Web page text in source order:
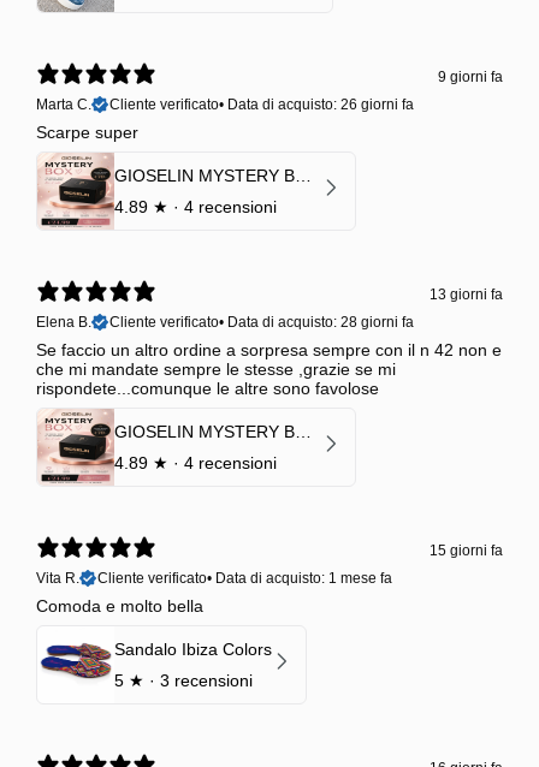
9 giorni fa
Marta C.
Cliente verificato• Data di acquisto: 26 giorni fa
Scarpe super
4.89 ★ · 4 recensioni
13 giorni fa
Elena B.
Cliente verificato• Data di acquisto: 28 giorni fa
Se faccio un altro ordine a sorpresa sempre con il n 42 non e
che mi mandate sempre le stesse ,grazie se mi
rispondete...comunque le altre sono favolose
4.89 ★ · 4 recensioni
15 giorni fa
Vita R.
Cliente verificato• Data di acquisto: 1 mese fa
Comoda e molto bella
Sandalo Ibiza Colors
5 ★ · 3 recensioni